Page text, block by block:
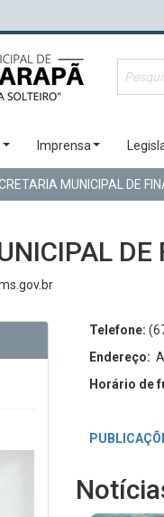
Imprensa
MUNICIPAL DE
DE
Telefone:
Endereço:
Horário de